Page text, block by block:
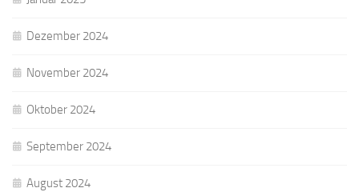
Dezember 2024
November 2024
Oktober 2024
September 2024
August 2024